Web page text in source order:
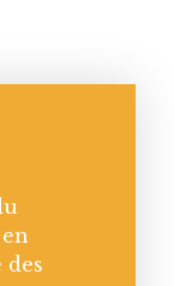
des